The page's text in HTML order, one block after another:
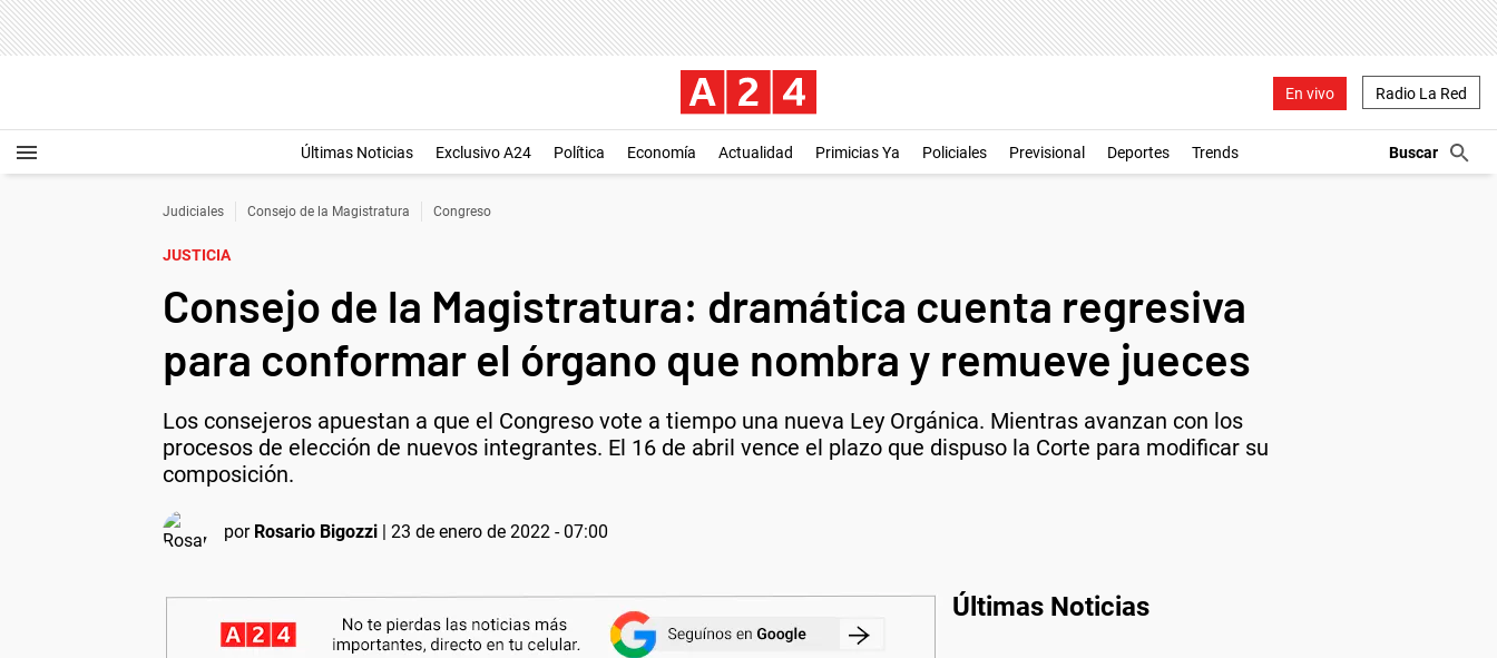
En vivo Radio La Red
Últimas Noticias Exclusivo A24 Política Economía Actualidad Primicias Ya Policiales Previsional Deportes Trends
Judiciales Consejo de la Magistratura Congreso
JUSTICIA
Consejo de la Magistratura: dramática cuenta regresiva
para conformar el órgano que nombra y remueve jueces
Los consejeros apuestan a que el Congreso vote a tiempo una nueva Ley Orgánica. Mientras avanzan con los
procesos de elección de nuevos integrantes. El 16 de abril vence el plazo que dispuso la Corte para modificar su
composición.
por Rosario Bigozzi | 23 de enero de 2022 - 07:00
Últimas Noticias